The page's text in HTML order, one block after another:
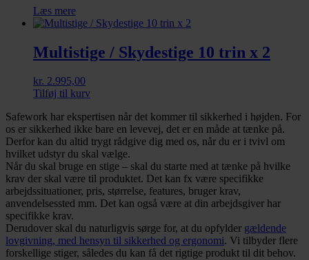
Læs mere
Multistige / Skydestige 10 trin x 2
kr. 2.995,00
Tilføj til kurv
Safework har ekspertisen når det kommer til sikkerhed i højden. For
os er sikkerhed ikke bare en levevej, det er en måde at tænke på.
Derfor kan du altid trygt rådgive dig med os, når du er i tvivl om
hvilket udstyr du skal vælge.
Når du skal bruge en stige – skal du starte med at tænke på hvilke
krav der skal være til produktet. Det kan fx være specifikke
arbejdssituationer, pris, størrelse, features, bruger krav,
anvendelsessted mm. Det kan også være at din arbejdsgiver har
specifikke krav.
Derudover skal du naturligvis sørge for, at du opfylder gældende
lovgivning, med hensyn til sikkerhed og ergonomi. Vi tilbyder flere
forskellige stiger, således du kan få det rigtige produkt til dit behov.